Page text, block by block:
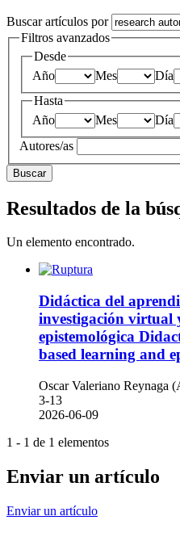
Buscar artículos por
Filtros avanzados
Desde
Año
Mes
Día
Hasta
Año
Mes
Día
Autores/as
Buscar
Resultados de la
Un elemento encontrado.
Didáctica del
investigación virtual
epistemológica
based learning and
Oscar Valeriano Reynaga
3-13
2026-06-09
1 - 1 de 1 elementos
Enviar un artículo
Enviar un artículo